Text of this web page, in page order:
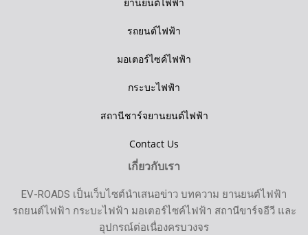
รถยนต์ไฟฟ้า
มอเตอร์ไซค์ไฟฟ้า
กระบะไฟฟ้า
สถานีชาร์จยานยนต์ไฟฟ้า
Contact Us
เกี่ยวกับเรา
EV-ROADS เป็นเว็บไซต์นำเสนอข่าว บทความ ยานยนต์ไฟฟ้า
รถยนต์ไฟฟ้า กระบะไฟฟ้า มอเตอร์ไซค์ไฟฟ้า สถานีขาร์จอีวี และ
อุปกรณ์ต่อเนื่องครบวงจร